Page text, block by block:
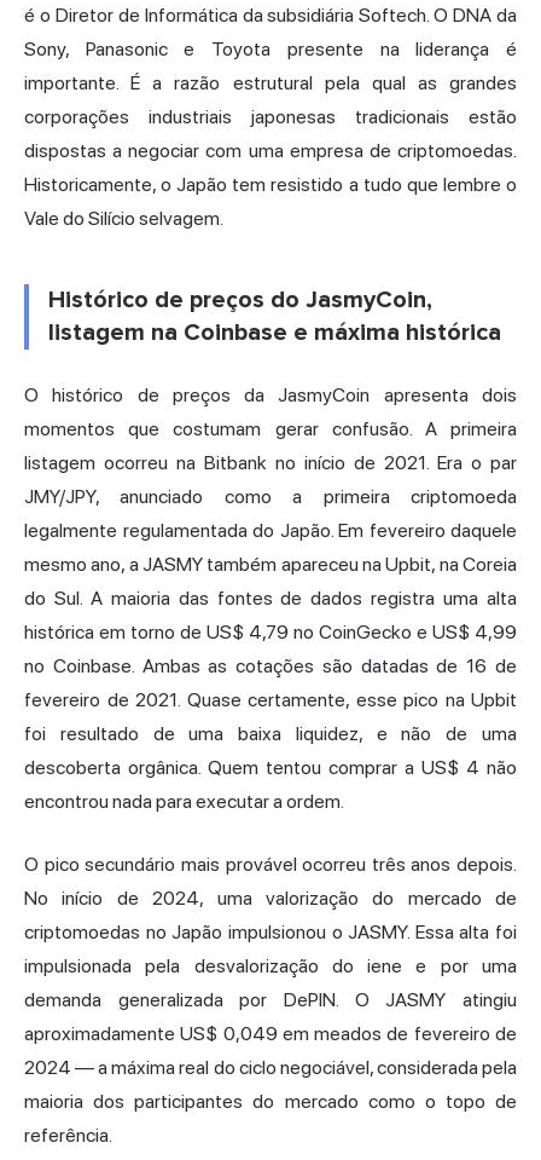
é o Diretor de Informática da subsidiária Softech. O DNA da
Sony, Panasonic e Toyota presente na liderança é
importante. É a razão estrutural pela qual as grandes
corporações industriais japonesas tradicionais estão
dispostas a negociar com uma empresa de criptomoedas.
Historicamente, o Japão tem resistido a tudo que lembre o
Vale do Silício selvagem.
Histórico de preços do JasmyCoin,
listagem na Coinbase e máxima histórica
O histórico de preços da JasmyCoin apresenta dois
momentos que costumam gerar confusão. A primeira
listagem ocorreu na Bitbank no início de 2021. Era o par
JMY/JPY, anunciado como a primeira criptomoeda
legalmente regulamentada do Japão. Em fevereiro daquele
mesmo ano, a JASMY também apareceu na Upbit, na Coreia
do Sul. A maioria das fontes de dados registra uma alta
histórica em torno de US$ 4,79 no CoinGecko e US$ 4,99
no Coinbase. Ambas as cotações são datadas de 16 de
fevereiro de 2021. Quase certamente, esse pico na Upbit
foi resultado de uma baixa liquidez, e não de uma
descoberta orgânica. Quem tentou comprar a US$ 4 não
encontrou nada para executar a ordem.
O pico secundário mais provável ocorreu três anos depois.
No início de 2024, uma valorização do mercado de
criptomoedas no Japão impulsionou o JASMY. Essa alta foi
impulsionada pela desvalorização do iene e por uma
demanda generalizada por DePIN. O JASMY atingiu
aproximadamente US$ 0,049 em meados de fevereiro de
2024 — a máxima real do ciclo negociável, considerada pela
maioria dos participantes do mercado como o topo de
referência.